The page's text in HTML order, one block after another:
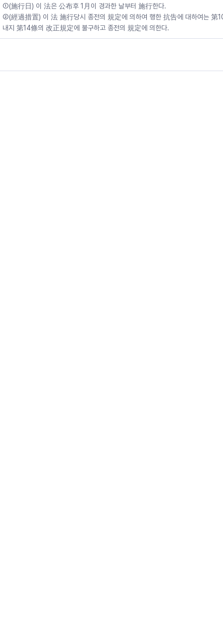
①(施行日) 이 法은 公布후 1月이 경과한 날부터 施行한다.
②(經過措置) 이 法 施行당시 종전의 規定에 의하여 행한 抗告에 대하여는 第
내지 第14條의 改正規定에 불구하고 종전의 規定에 의한다.